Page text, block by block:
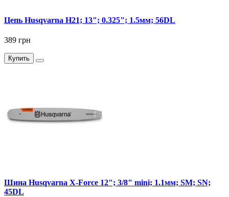
Цепь Husqvarna H21; 13"; 0.325"; 1.5мм; 56DL
389 грн
Купить
Шина Husqvarna X-Force 12"; 3/8" mini; 1.1мм; SM; SN;
45DL